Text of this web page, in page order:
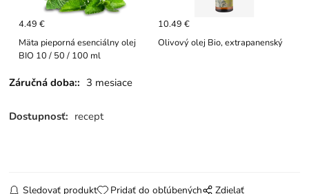
4.49 €
Mäta pieporná esenciálny olej
BIO 10 / 50 / 100 ml
10.49 €
Olivový olej Bio, extrapanenský
Záručná doba:: 3 mesiace
Dostupnosť: recept
Sledovať produkt Pridať do obľúbených Zdielať